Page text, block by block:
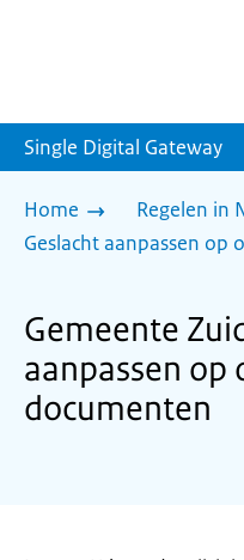
Single Digital Gateway
Home
Regelen in
Geslacht aanpassen op
Gemeente
aanpassen op
documenten